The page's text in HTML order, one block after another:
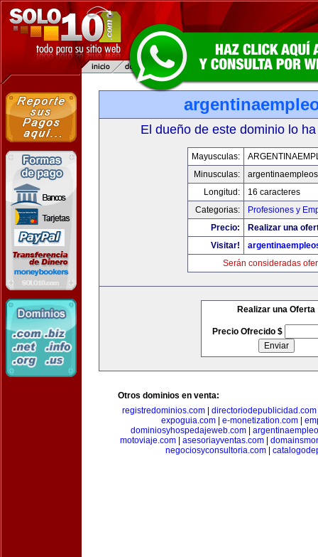
El dueño de este dominio lo
Mayusculas:
Minusculas:
Longitud:
16 caracteres
Categorias:
Profesiones y
Precio:
Realizar una
Visitar!
Serán consideradas
Realizar una Oferta
Precio Ofrecido $
Otros dominios en venta:
registredominios.com| directoriodepublicidad.com
expoguia.com| e-monetization.com|
dominiosyhospedajeweb.com
motoviaje.com
asesoriayventas.com
negociosyconsultoria.com|